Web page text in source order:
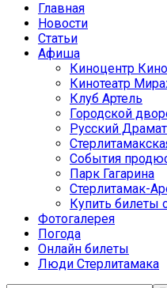
Главная
Новости
Статьи
Афиша
Киноцентр
Кинотеатр
Клуб Артель
Городской
Русский
События
Парк Гагарина
Стерлитамак-
Купить билеты
Фотогалерея
Погода
Онлайн билеты
Люди Стерлитамака